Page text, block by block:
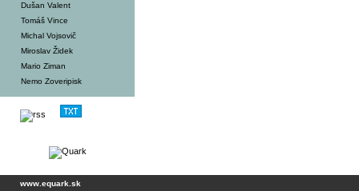
Dušan Valent
Tomáš Vince
Michal Vojsovič
Miroslav Židek
Mario Ziman
Nemo Zoveripisk
www.equark.sk